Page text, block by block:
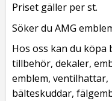
Priset gäller per st.
Söker du AMG
Hos oss kan du köpa
tillbehör, dekaler,
emblem, ventilhattar,
bälteskuddar,